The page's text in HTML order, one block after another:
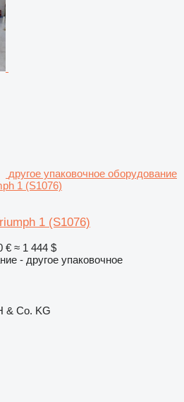
другое упаковочное оборудование
1 (S1076)
1 (S1076)
€ ≈ 1 444 $
- другое упаковочное
& Co. KG